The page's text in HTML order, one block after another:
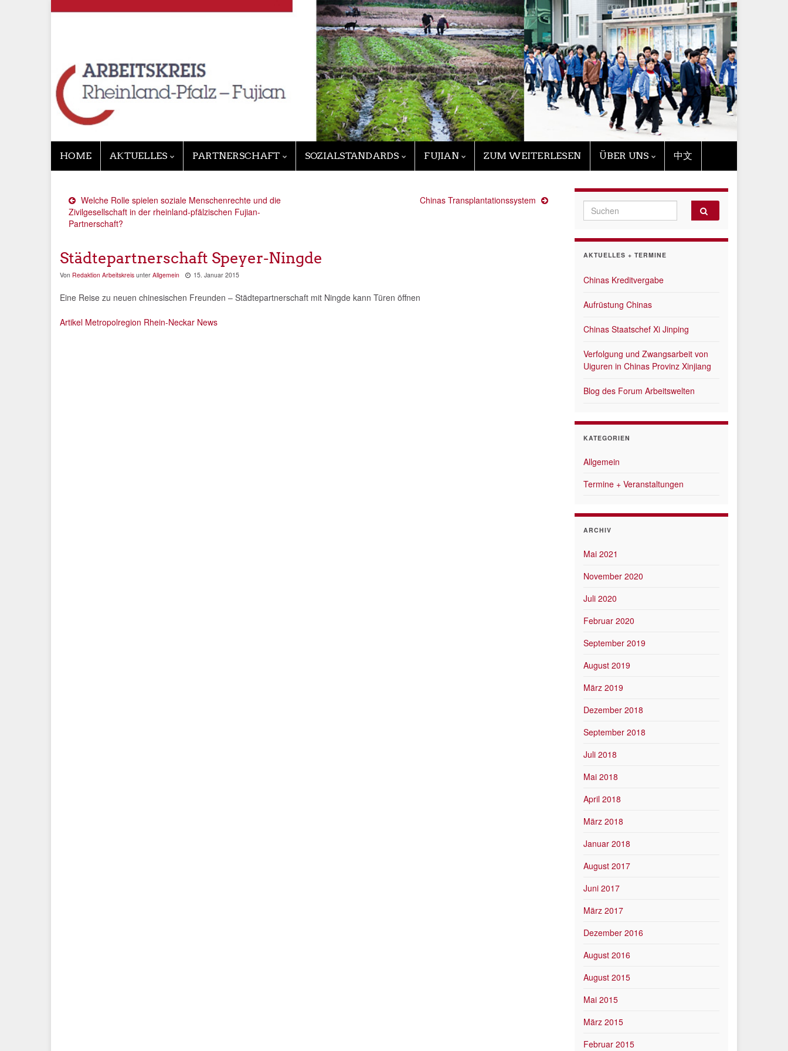
HOME AKTUELLES PARTNERSCHAFT SOZIALSTANDARDS FUJIAN ZUM WEITERLESEN ÜBER UNS 中文
Welche Rolle spielen soziale Menschenrechte und die
Zivilgesellschaft in der rheinland-pfälzischen Fujian-
Partnerschaft?
Chinas Transplantationssystem
Städtepartnerschaft Speyer-Ningde
Von Redaktion Arbeitskreis unter Allgemein 15. Januar 2015
Eine Reise zu neuen chinesischen Freunden – Städtepartnerschaft mit Ningde kann Türen öffnen
Artikel Metropolregion Rhein-Neckar News
Search for:
AKTUELLES + TERMINE
Chinas Kreditvergabe
Aufrüstung Chinas
Chinas Staatschef Xi Jinping
Verfolgung und Zwangsarbeit von
Uiguren in Chinas Provinz Xinjiang
Blog des Forum Arbeitswelten
KATEGORIEN
Allgemein
Termine + Veranstaltungen
ARCHIV
Mai 2021
November 2020
Juli 2020
Februar 2020
September 2019
August 2019
März 2019
Dezember 2018
September 2018
Juli 2018
Mai 2018
April 2018
März 2018
Januar 2018
August 2017
Juni 2017
März 2017
Dezember 2016
August 2016
August 2015
Mai 2015
März 2015
Februar 2015